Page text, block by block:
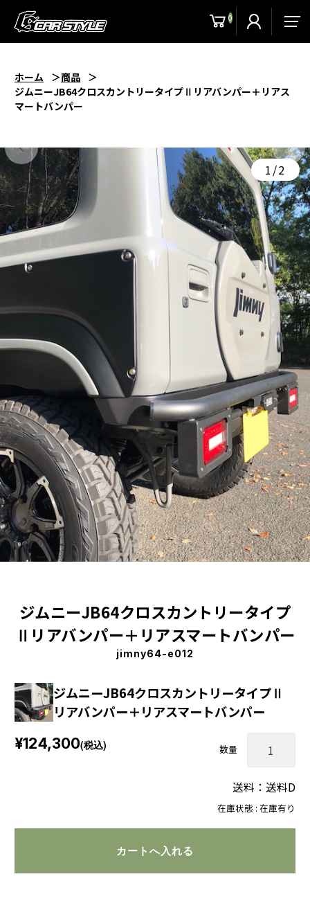
0
ホーム
商品
ジムニーJB64クロスカントリータイプⅡリアバンパー＋リアス
マートバンパー
1/2
ジムニーJB64クロスカントリータイプ
Ⅱリアバンパー＋リアスマートバンパー
jimny64-e012
ジムニーJB64クロスカントリータイプⅡ
リアバンパー＋リアスマートバンパー
在庫状態 : 在庫有り
¥124,300(税込) 数量
送料：送料D